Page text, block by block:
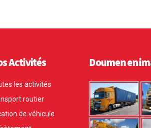
Activités
les activités
routier
de véhicule
Doumen en